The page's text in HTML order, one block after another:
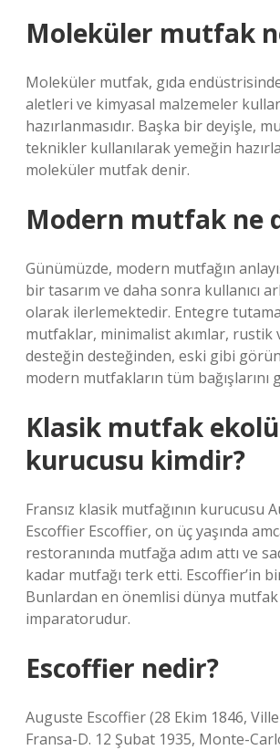
Moleküler mutfak
Moleküler mutfak, gıda
aletleri ve kimyasal malzemeler
hazırlanmasıdır. Başka bir deyişle,
teknikler kullanılarak yemeğin
moleküler mutfak denir.
Modern mutfak ne
Günümüzde, modern mutfağın
bir tasarım ve daha sonra kullanıcı
olarak ilerlemektedir. Entegre
mutfaklar, minimalist akımlar, rustik
desteğin desteğinden, eski gibi
modern mutfakların tüm bağışlarını
Klasik mutfak
kurucusu kimdir?
Fransız klasik mutfağının kurucusu
Escoffier Escoffier, on üç yaşında
restoranında mutfağa adım attı ve
kadar mutfağı terk etti. Escoffier’in
Bunlardan en önemlisi dünya mutfak
imparatorudur.
Escoffier nedir?
Auguste Escoffier (28 Ekim 1846,
Fransa-D. 12 Şubat 1935, Monte-